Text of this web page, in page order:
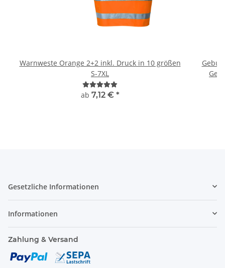
Warnweste Orange 2+2 inkl. Druck in 10 größen
S-7XL
ab 7,12 € *
Gesetzliche Informationen
Informationen
Zahlung & Versand